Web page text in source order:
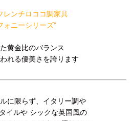
レンチロココ調家具
ォニーシリーズ”
黄金比のバランス
れる優美さを誇ります
に限らず、イタリー調や
イルや シックな英国風の